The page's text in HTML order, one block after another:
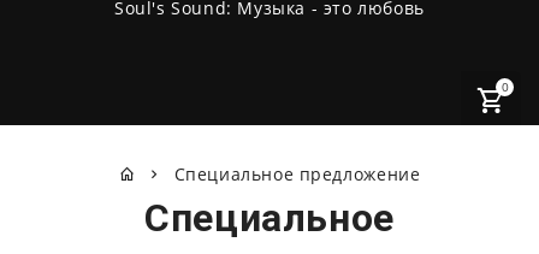
Soul's Sound: Музыка - это любовь
0
Специальное предложение
Специальное